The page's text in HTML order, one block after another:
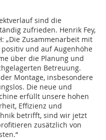
sind die
zufrieden. Henrik Fey,
„Die Zusammenarbeit mit
und auf Augenhöhe
über die Planung und
Betreuung.
Montage, insbesondere
Die neue und
erfüllt unsere hohen
Effizienz und
betrifft, sind wir jetzt
zusätzlich von